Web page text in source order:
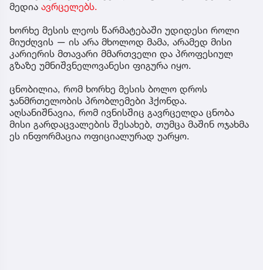
მედია ავრცელებს.
ხორხე მესის ლეოს წარმატებაში უდიდესი როლი
მიუძღვის — ის არა მხოლოდ მამა, არამედ მისი
კარიერის მთავარი მმართველი და პროფესიულ
გზაზე უმნიშვნელოვანესი ფიგურა იყო.
ცნობილია, რომ ხორხე მესის ბოლო დროს
ჯანმრთელობის პრობლემები ჰქონდა.
აღსანიშნავია, რომ ივნისშიც გავრცელდა ცნობა
მისი გარდაცვალების შესახებ, თუმცა მაშინ ოჯახმა
ეს ინფორმაცია ოფიციალურად უარყო.